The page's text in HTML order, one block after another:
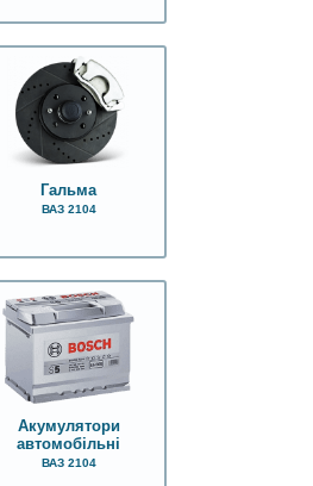
Гальма
ВАЗ 2104
Акумулятори
автомобільні
ВАЗ 2104